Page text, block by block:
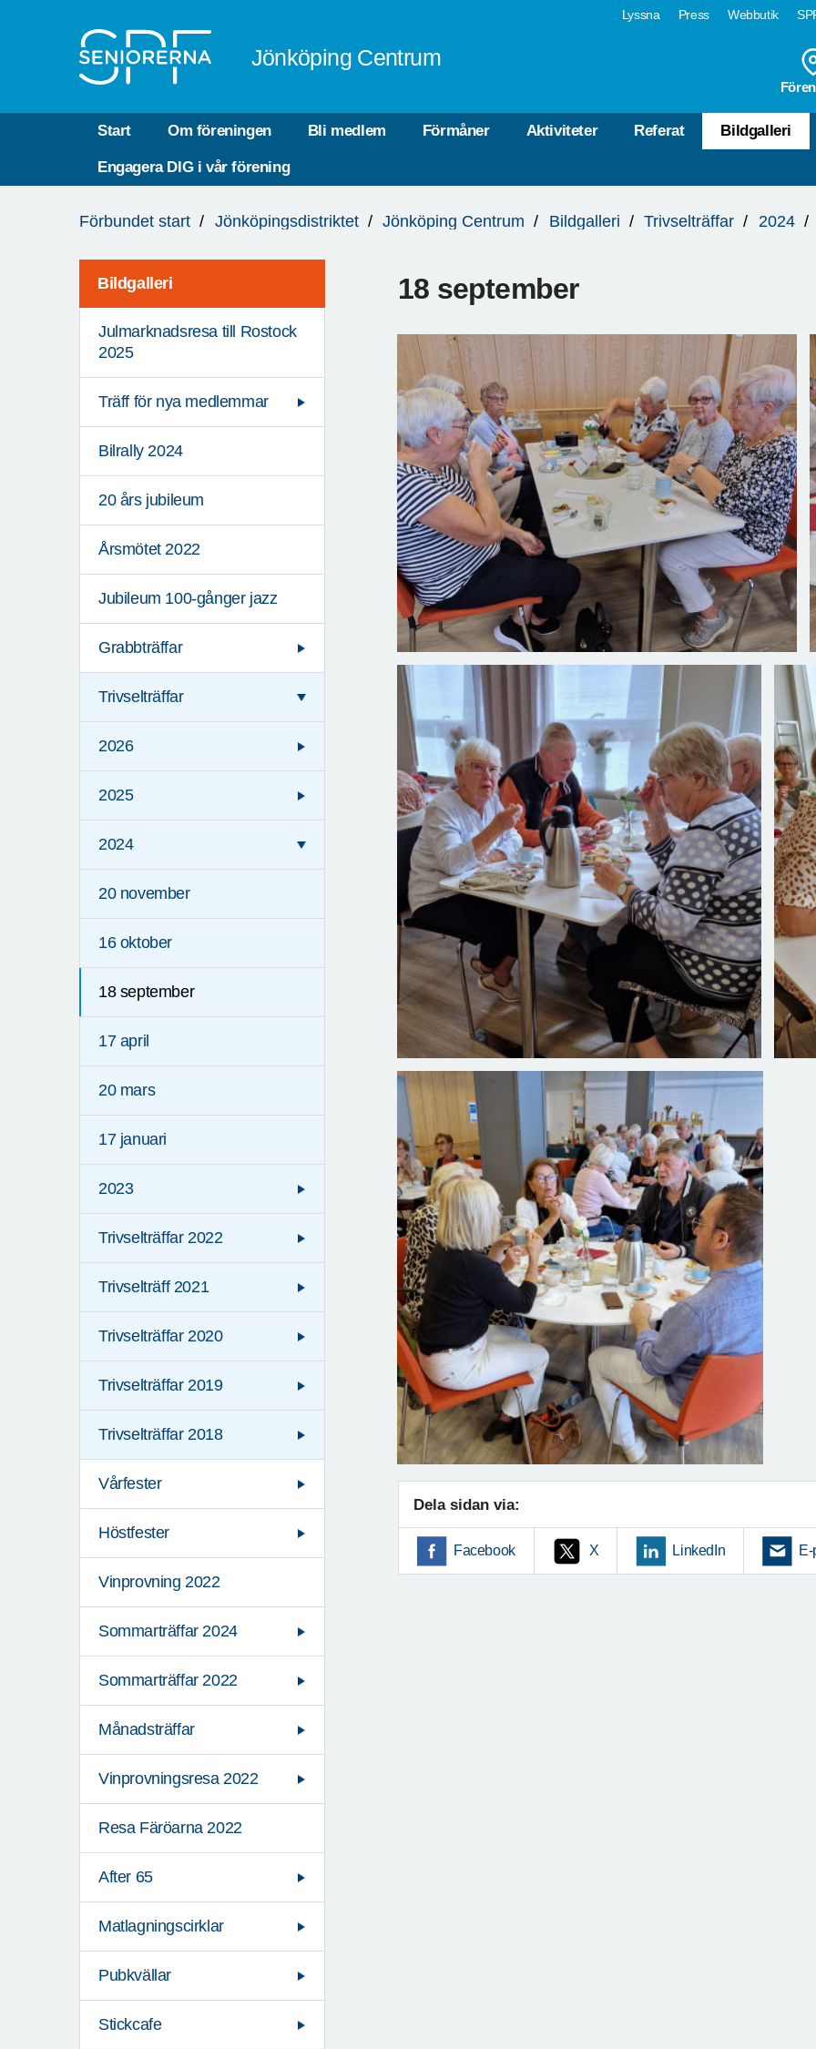
Lyssna Press Webbutik
Jönköping Centrum
Start Om föreningen Bli medlem Förmåner Aktiviteter Referat Bildgalleri
Engagera DIG i vår förening
är
Förbundet start Jönköpingsdistriktet Jönköping Centrum Bildgalleri Trivselträffar 2024
Bildgalleri
Julmarknadsresa till Rostock
2025
Träff för nya medlemmar
Bilrally 2024
20 års jubileum
Årsmötet 2022
Jubileum 100-gånger jazz
Grabbträffar
Trivselträffar
2026
2025
2024
20 november
16 oktober
18 september
17 april
20 mars
17 januari
2023
Trivselträffar 2022
Trivselträff 2021
Trivselträffar 2020
Trivselträffar 2019
Trivselträffar 2018
Vårfester
Höstfester
Vinprovning 2022
Sommarträffar 2024
Sommarträffar 2022
Månadsträffar
Vinprovningsresa 2022
Resa Färöarna 2022
After 65
Matlagningscirklar
Pubkvällar
Stickcafe
18 september
Dela sidan via:
Facebook X LinkedIn